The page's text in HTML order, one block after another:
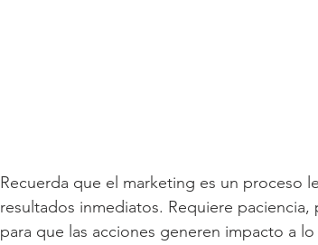
Recuerda que el marketing es un proceso
resultados inmediatos. Requiere
para que las acciones generen impacto a